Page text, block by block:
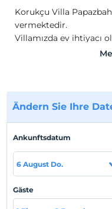
Korukçu Villa
vermektedir.
Villamızda ev ihtiyacı
Doğa ile baş başa
her şey en ince
Strand
Ändern Sie Ihre
Ankunftsdatum
6 August Do.
Gäste